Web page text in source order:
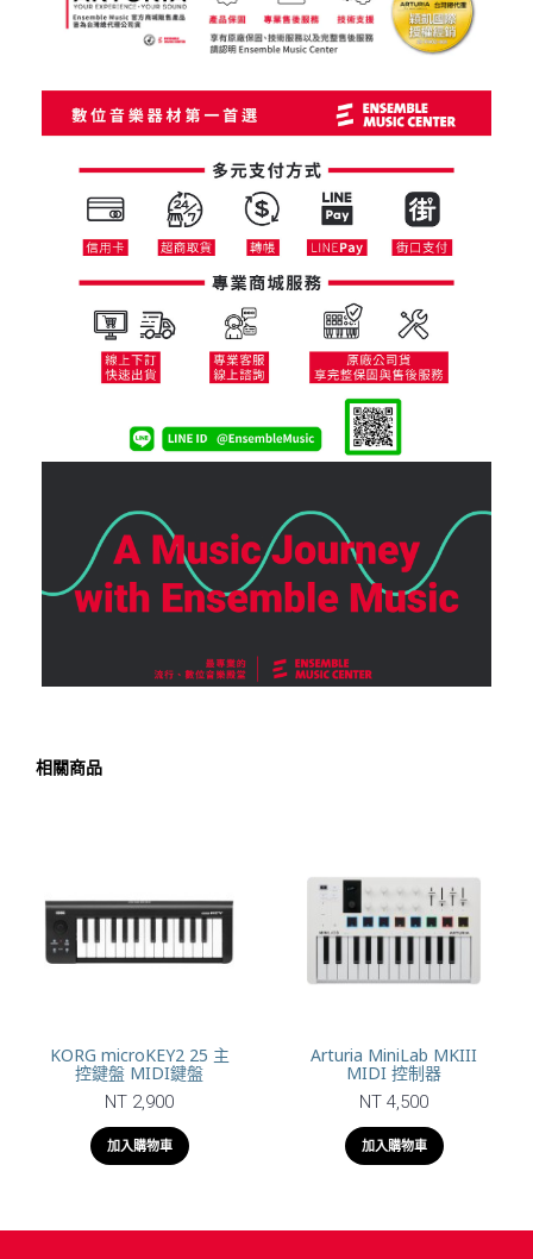
相關商品
KORG microKEY2 25 主
控鍵盤 MIDI鍵盤
NT 2,900
加入購物車
Arturia MiniLab MKIII
MIDI 控制器
NT 4,500
加入購物車